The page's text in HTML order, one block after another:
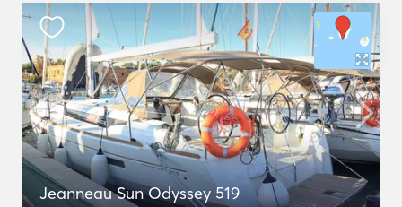
Jeanneau Sun Odyssey 519